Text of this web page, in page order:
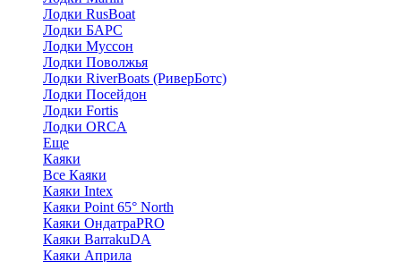
Лодки RusBoat
Лодки БАРС
Лодки Муссон
Лодки Поволжья
Лодки RiverBoats (РиверБотс)
Лодки Посейдон
Лодки Fortis
Лодки ORCA
Еще
Каяки
Все Каяки
Каяки Intex
Каяки Point 65° North
Каяки ОндатраPRO
Каяки BarrakuDA
Каяки Априла